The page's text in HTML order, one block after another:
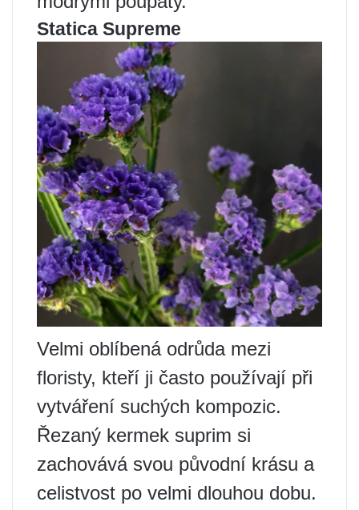
Statica Supreme
Velmi oblíbená odrůda mezi
floristy, kteří ji často používají při
vytváření suchých kompozic.
Řezaný kermek suprim si
zachovává svou původní krásu a
celistvost po velmi dlouhou dobu.